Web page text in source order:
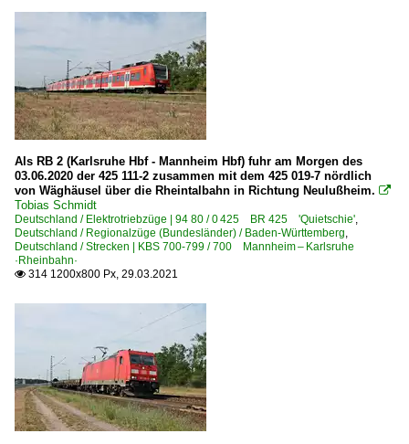
Als RB 2 (Karlsruhe Hbf - Mannheim Hbf) fuhr am Morgen des
03.06.2020 der 425 111-2 zusammen mit dem 425 019-7 nördlich
von Wäghäusel über die Rheintalbahn in Richtung Neulußheim. 
Tobias Schmidt
Deutschland / Elektrotriebzüge | 94 80 / 0 425 BR 425 'Quietschie',
Deutschland / Regionalzüge (Bundesländer) / Baden-Württemberg,
Deutschland / Strecken | KBS 700-799 / 700 Mannheim – Karlsruhe
·Rheinbahn·
 314 1200x800 Px, 29.03.2021